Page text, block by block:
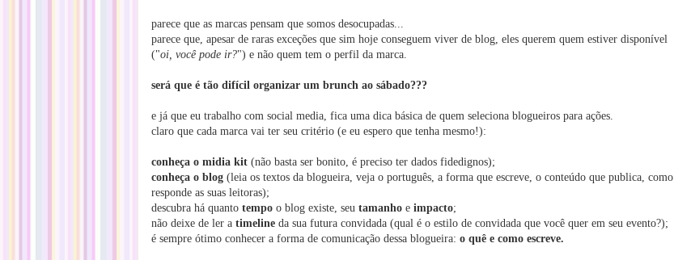
parece que as marcas pensam que somos desocupadas...
parece que, apesar de raras exceções que sim hoje conseguem viver de blog, eles querem quem estiver disponível
("oi, você pode ir?") e não quem tem o perfil da marca.
será que é tão difícil organizar um brunch ao sábado???
e já que eu trabalho com social media, fica uma dica básica de quem seleciona blogueiros para ações.
claro que cada marca vai ter seu critério (e eu espero que tenha mesmo!):
conheça o midia kit (não basta ser bonito, é preciso ter dados fidedignos);
conheça o blog (leia os textos da blogueira, veja o português, a forma que escreve, o conteúdo que publica, como
responde as suas leitoras);
descubra há quanto tempo o blog existe, seu tamanho e impacto;
não deixe de ler a timeline da sua futura convidada (qual é o estilo de convidada que você quer em seu evento?);
é sempre ótimo conhecer a forma de comunicação dessa blogueira: o quê e como escreve.